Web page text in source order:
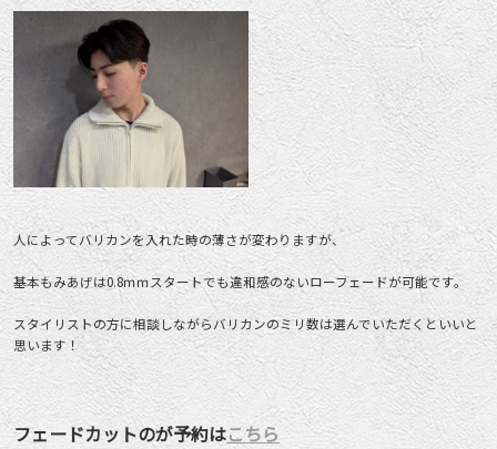
人によってバリカンを入れた時の薄さが変わりますが、
基本もみあげは0.8ｍｍスタートでも違和感のないローフェードが可能です。
スタイリストの方に相談しながらバリカンのミリ数は選んでいただくといいと
思います！
フェードカットのが予約はこちら